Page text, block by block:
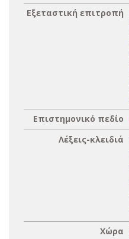
Εξεταστική επιτροπή
Επιστημονικό πεδίο
Λέξεις-κλειδιά
Χώρα